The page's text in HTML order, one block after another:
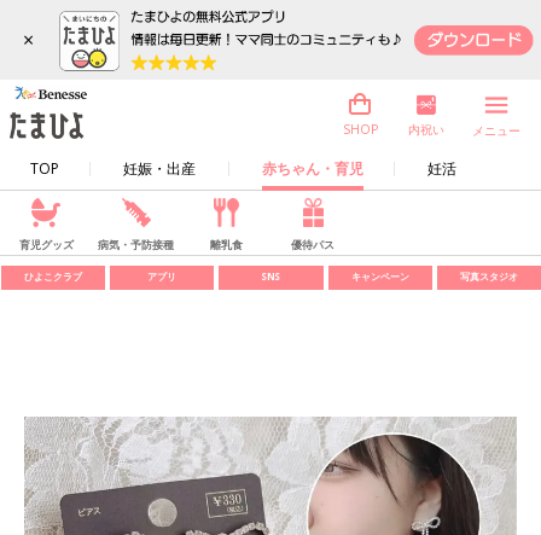
×
TOP 妊娠・出産 赤ちゃん・育児 妊活
SHOP 内祝い メニュー
育児グッズ 病気・予防接種 離乳食 優待パス
ひよこクラブ アプリ SNS キャンペーン 写真スタジオ